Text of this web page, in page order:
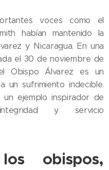
voces como el
habían mantenido la
y Nicaragua. En una
el 30 de noviembre de
Obispo Álvarez es un
un sufrimiento indecible.
ejemplo inspirador de
integridad y servicio
obispos,